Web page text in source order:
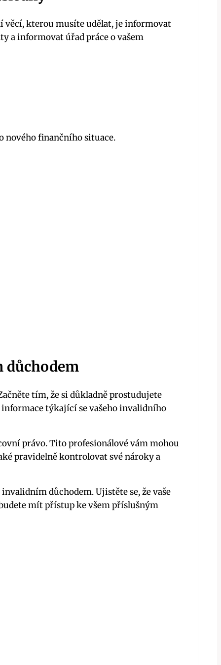
věcí, kterou musíte udělat, je informovat
a informovat úřad práce o vašem
nového finančního situace.
důchodem
tím, že si důkladně prostudujete
informace týkající se vašeho invalidního
právo. Tito profesionálové vám mohou
pravidelně kontrolovat své nároky a
důchodem. Ujistěte se, že vaše
mít přístup ke všem příslušným